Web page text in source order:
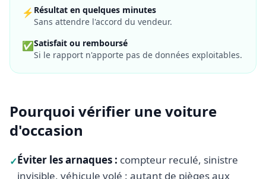
⚡ Résultat en quelques minutes
Sans attendre l'accord du vendeur.
✅Satisfait ou remboursé
Si le rapport n'apporte pas de données exploitables.
Pourquoi vérifier une voiture
d'occasion
✓Éviter les arnaques : compteur reculé, sinistre
invisible, véhicule volé : autant de pièges aux